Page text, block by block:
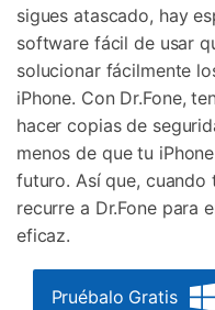
sigues atascado, hay
software fácil de usar
solucionar fácilmente
iPhone. Con Dr.Fone,
hacer copias de
menos de que tu
futuro. Así que, cuando
recurre a Dr.Fone para
eficaz.
Pruébalo Gratis